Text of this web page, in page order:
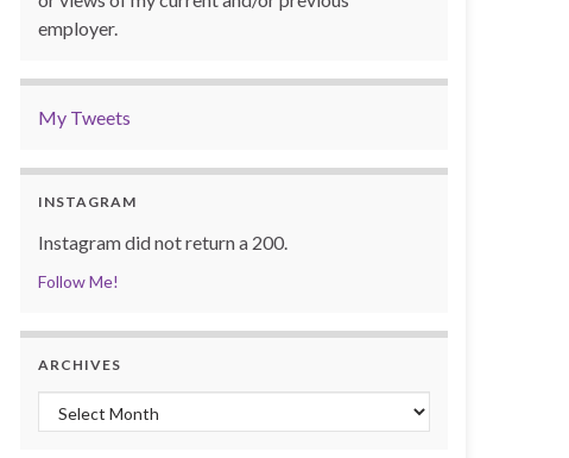
employer.
My Tweets
INSTAGRAM
Instagram did not return a 200.
Follow Me!
ARCHIVES
Archives